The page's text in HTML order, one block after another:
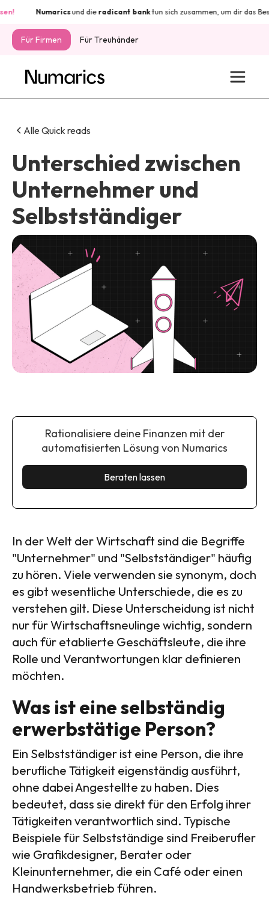
Numaricsund dieradicant banktun sich zusammen, um dir das Beste
Für Firmen Für Treuhänder
Alle Quick reads
Unterschied zwischen
Unternehmer und
Selbstständiger
Rationalisiere deine Finanzen mit der
automatisierten Lösung von Numarics
Beraten lassen
In der Welt der Wirtschaft sind die Begriffe
"Unternehmer" und "Selbstständiger" häufig
zu hören. Viele verwenden sie synonym, doch
es gibt wesentliche Unterschiede, die es zu
verstehen gilt. Diese Unterscheidung ist nicht
nur für Wirtschaftsneulinge wichtig, sondern
auch für etablierte Geschäftsleute, die ihre
Rolle und Verantwortungen klar definieren
möchten.
Was ist eine selbständig
erwerbstätige Person?
Ein Selbstständiger ist eine Person, die ihre
berufliche Tätigkeit eigenständig ausführt,
ohne dabei Angestellte zu haben. Dies
bedeutet, dass sie direkt für den Erfolg ihrer
Tätigkeiten verantwortlich sind. Typische
Beispiele für Selbstständige sind Freiberufler
wie Grafikdesigner, Berater oder
Kleinunternehmer, die ein Café oder einen
Handwerksbetrieb führen.